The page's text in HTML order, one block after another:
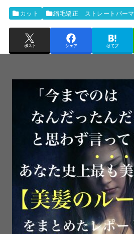
カット 縮毛矯正 ストレートパーマ
ポスト シェア はてブ